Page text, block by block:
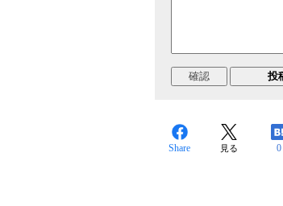
Share 見る 0